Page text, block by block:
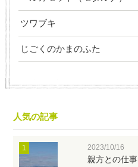
ツワブキ
じごくのかまのふた
人気の記事
2023/10/16
親方との仕事
1